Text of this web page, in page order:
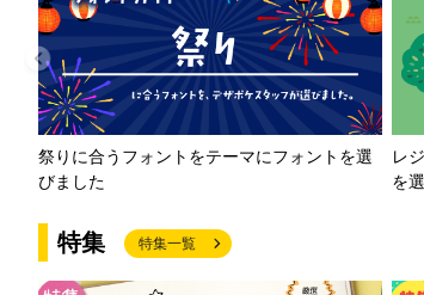
祭りに合うフォントをテーマにフォントを選
びました
レ
を
特集 特集一覧